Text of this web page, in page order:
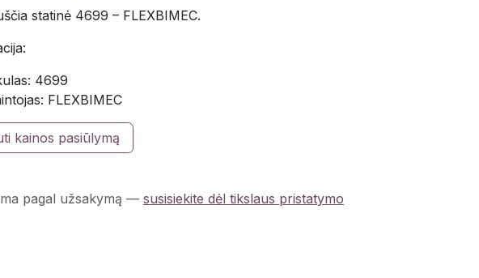
statinė 4699 – FLEXBIMEC.
4699
FLEXBIMEC
kainos pasiūlymą
pagal užsakymą — susisiekite dėl tikslaus pristatymo